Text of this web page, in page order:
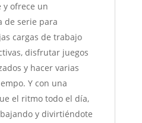
y ofrece un
de serie para
cargas de trabajo
disfrutar juegos
y hacer varias
Y con una
el ritmo todo el día,
y divirtiéndote